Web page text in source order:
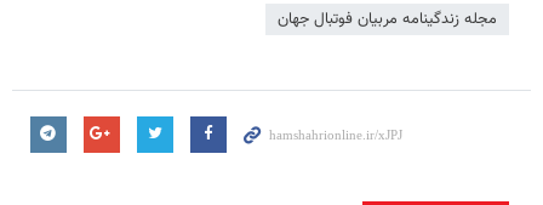
مجله زندگینامه مربیان فوتبال جهان